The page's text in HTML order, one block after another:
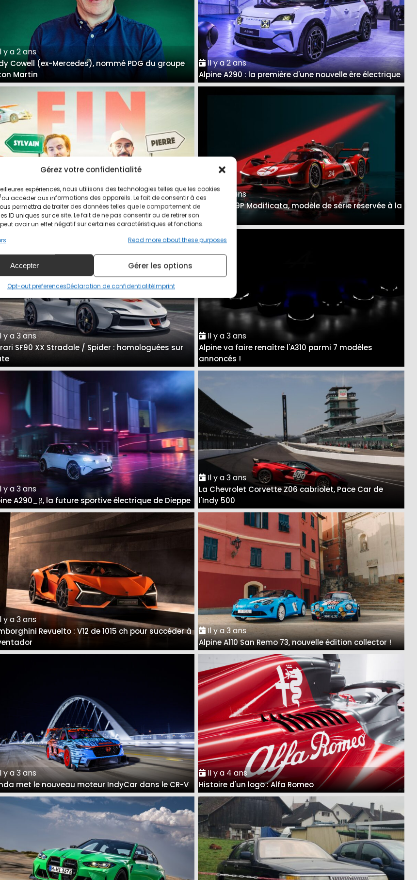
Gérez votre confidentialité
expériences, nous utilisons des technologies telles que les cookies
accéder aux informations des appareils. Le fait de consentir à ces
permettra de traiter des données telles que le comportement de
ID uniques sur ce site. Le fait de ne pas consentir ou de retirer son
avoir un effet négatif sur certaines caractéristiques et fonctions.
Read more about these purposes
Accepter Gérer les options
Opt-out preferencesDéclaration de confidentialitéImprint
y a 2 ans
Cowell (ex-Mercedes), nommé PDG du groupe
Martin
Il y a 2 ans
Alpine A290 : la première d'une nouvelle ère électrique
y a 3 ans
et Sylvain arrêtent l'aventure Vilebrequin sur
Il y a 3 ans
Ferrari 499P Modificata, modèle de série réservée à la
piste
y a 3 ans
SF90 XX Stradale / Spider : homologuées sur
Il y a 3 ans
Alpine va faire renaître l'A310 parmi 7 modèles
annoncés !
y a 3 ans
A290_β, la future sportive électrique de Dieppe
Il y a 3 ans
La Chevrolet Corvette Z06 cabriolet, Pace Car de
l'Indy 500
y a 3 ans
Revuelto : V12 de 1015 ch pour succéder à
Il y a 3 ans
Alpine A110 San Remo 73, nouvelle édition collector !
y a 3 ans
met le nouveau moteur IndyCar dans le CR-V
Il y a 4 ans
Histoire d'un logo : Alfa Romeo